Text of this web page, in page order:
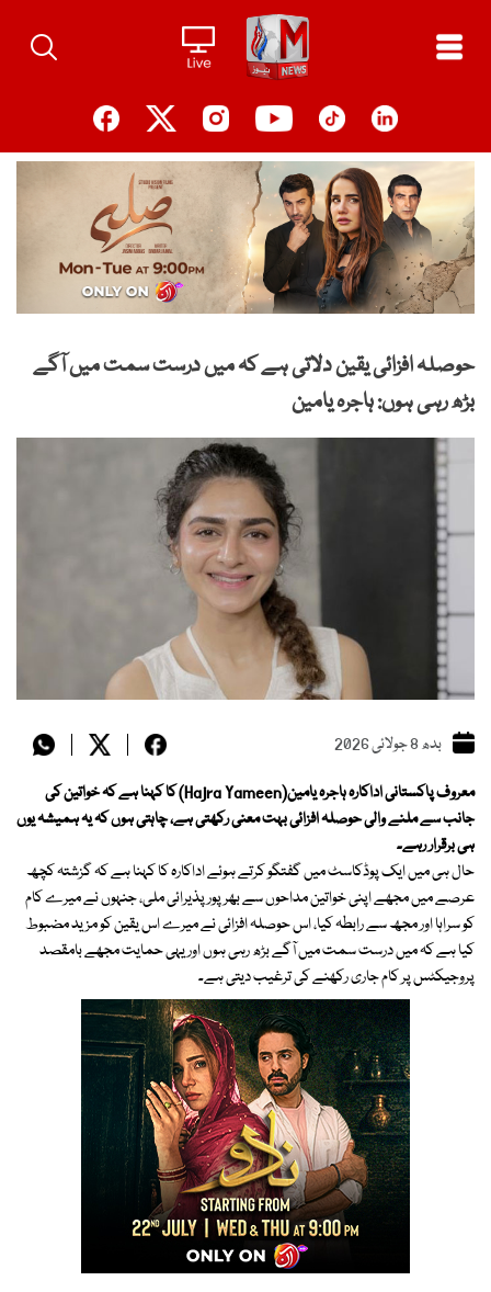
content
حوصلہ افزائی یقین دلاتی ہے کہ میں درست سمت میں آگے
بڑھ رہی ہوں: ہاجرہ یامین
بدھ 8 جولائی 2026
معروف پاکستانی اداکارہ ہاجرہ یامین(Hajra Yameen) کا کہنا ہے کہ خواتین کی
جانب سے ملنے والی حوصلہ افزائی بہت معنی رکھتی ہے، چاہتی ہوں کہ یہ ہمیشہ یوں
ہی برقرار رہے۔
حال ہی میں ایک پوڈکاسٹ میں گفتگو کرتے ہوئے اداکارہ کا کہنا ہے کہ گزشتہ کچھ
عرصے میں مجھے اپنی خواتین مداحوں سے بھرپور پذیرائی ملی، جنہوں نے میرے کام
کو سراہا اور مجھ سے رابطہ کیا، اس حوصلہ افزائی نے میرے اس یقین کو مزید مضبوط
کیا ہے کہ میں درست سمت میں آگے بڑھ رہی ہوں اور یہی حمایت مجھے بامقصد
پروجیکٹس پر کام جاری رکھنے کی ترغیب دیتی ہے۔